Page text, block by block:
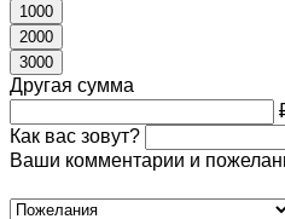
1000
2000
3000
Другая сумма
Как вас зовут?
Ваши комментарии и